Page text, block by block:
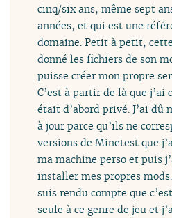
cinq/six ans, même sept
années, et qui est une
domaine. Petit à petit,
donné les fichiers de son
puisse créer mon propre
C’est à partir de là que j’ai
était d’abord privé. J’ai dû
à jour parce qu’ils ne
versions de Minetest que
ma machine perso et puis
installer mes propres
suis rendu compte que
seule à ce genre de jeu et